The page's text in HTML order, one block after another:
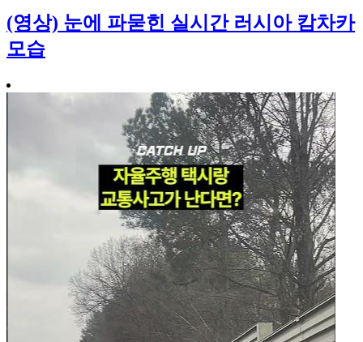
(영상) 눈에 파묻힌 실시간 러시아 캄차카
모습